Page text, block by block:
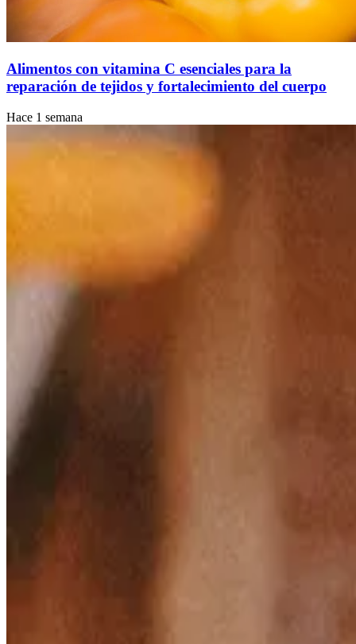
Alimentos con vitamina C esenciales para la
reparación de tejidos y fortalecimiento del cuerpo
Hace 1 semana